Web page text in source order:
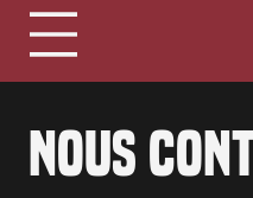
Nous